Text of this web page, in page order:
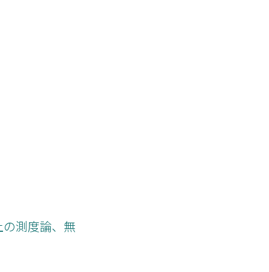
測度論、無